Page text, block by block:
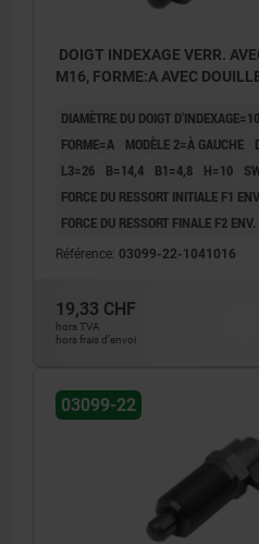
DOIGT INDEXAGE VERR.
M16, FORME:A AVEC
DIAMÈTRE DU DOIGT D'INDEXAGE=10
FORME=A
MODÈLE 2=À GAUCHE
L3=26
B=14,4 B1=4,8 H=10
FORCE DU RESSORT INITIALE F1
FORCE DU RESSORT FINALE F2
Référence: 03099-22-1041016
19,33 CHF
hors TVA
hors frais d’envoi
03099-22